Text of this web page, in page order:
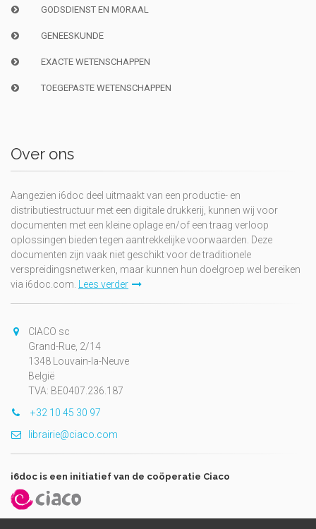
GODSDIENST EN MORAAL
GENEESKUNDE
EXACTE WETENSCHAPPEN
TOEGEPASTE WETENSCHAPPEN
Over ons
Aangezien i6doc deel uitmaakt van een productie- en
distributiestructuur met een digitale drukkerij, kunnen wij voor
documenten met een kleine oplage en/of een traag verloop
oplossingen bieden tegen aantrekkelijke voorwaarden. Deze
documenten zijn vaak niet geschikt voor de traditionele
verspreidingsnetwerken, maar kunnen hun doelgroep wel bereiken
via i6doc.com. Lees verder
CIACO sc
Grand-Rue, 2/14
1348 Louvain-la-Neuve
België
TVA: BE0407.236.187
+32 10 45 30 97
librairie@ciaco.com
i6doc is een initiatief van de coöperatie Ciaco